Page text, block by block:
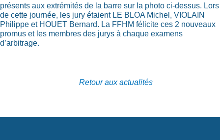
présents aux extrémités de la barre sur la photo ci-dessus. Lors
de cette journée, les jury étaient LE BLOA Michel, VIOLAIN
Philippe et HOUET Bernard. La FFHM félicite ces 2 nouveaux
promus et les membres des jurys à chaque examens
d’arbitrage.
Retour aux actualités